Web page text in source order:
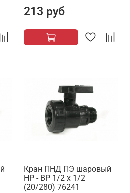
213 руб
Кран ПНД ПЭ шаровый
НР - ВР 1/2 х 1/2
(20/280) 76241